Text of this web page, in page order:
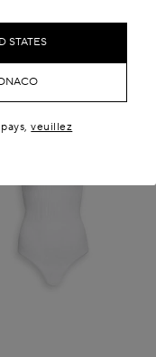
STATES
veuillez